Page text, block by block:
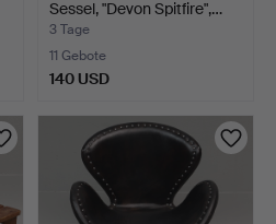
Sessel, "Devon Spitfire",…
3 Tage
11 Gebote
140 USD